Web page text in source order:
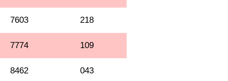
7603 218
7774 109
8462 043